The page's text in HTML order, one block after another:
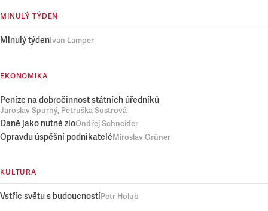
MINULÝ TÝDEN
Minulý týdenIvan Lamper
EKONOMIKA
Peníze na dobročinnost státních úředníků
Jaroslav Spurný, Petruška Šustrová
Daně jako nutné zloOndřej Schneider
Opravdu úspěšní podnikateléMiroslav Grüner
KULTURA
Vstříc světu s budoucnostíPetr Holub